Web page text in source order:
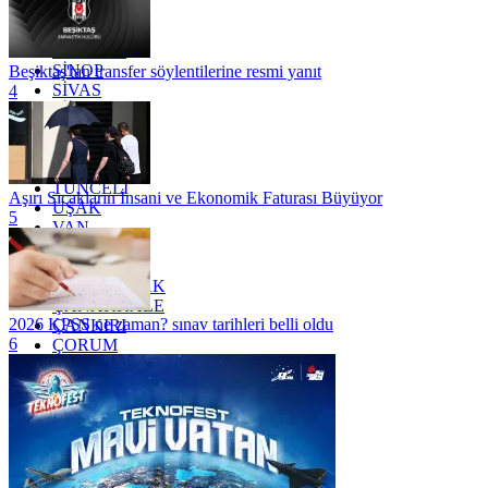
RİZE
SAKARYA
SİNOP
SİVAS
SİİRT
TEKİRDAĞ
TOKAT
TRABZON
TUNCELİ
UŞAK
VAN
YALOVA
YOZGAT
ZONGULDAK
ÇANAKKALE
ÇANKIRI
ÇORUM
İSTANBUL
İZMİR
ŞANLIURFA
ŞIRNAK
Beşiktaş'tan transfer söylentilerine resmi yanıt
4
Aşırı Sıcakların İnsani ve Ekonomik Faturası Büyüyor
5
2026 KPSS ne zaman? sınav tarihleri belli oldu
6